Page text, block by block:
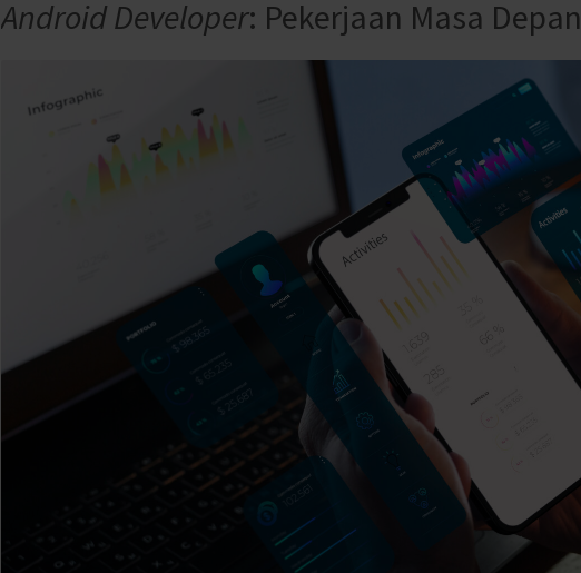
Android Developer: Pekerjaan Masa Depan